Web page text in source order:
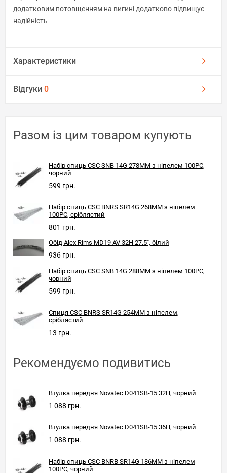
додатковим потовщенням на вигині додатково підвищує
надійність
Характеристики
Відгуки 0
Разом із цим товаром купують
Набір спиць CSC SNB 14G 278MM з ніпелем 100PC,
чорний
599 грн.
Набір спиць CSC BNRS SR14G 268MM з ніпелем
100PC, сріблястий
801 грн.
Обід Alex Rims MD19 AV 32H 27.5", білий
936 грн.
Набір спиць CSC SNB 14G 288MM з ніпелем 100PC,
чорний
599 грн.
Спиця CSC BNRS SR14G 254MM з ніпелем,
сріблястий
13 грн.
Рекомендуємо подивитись
Втулка передня Novatec D041SB-15 32H, чорний
1 088 грн.
Втулка передня Novatec D041SB-15 36H, чорний
1 088 грн.
Набір спиць CSC BNRB SR14G 186MM з ніпелем
100PC, чорний